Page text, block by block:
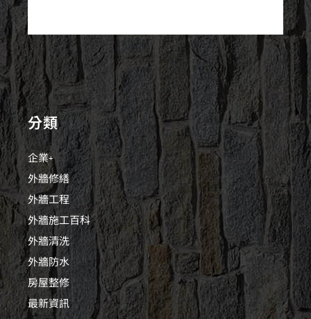
分類
企業+
外牆修繕
外牆工程
外牆施工百科
外牆清洗
外牆防水
房屋整修
最新資訊